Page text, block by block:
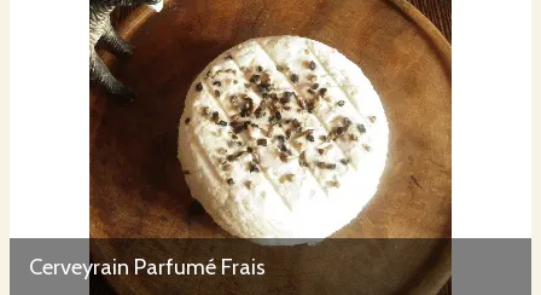
Cerveyrain Parfumé Frais